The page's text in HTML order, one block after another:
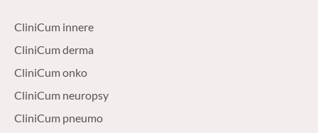
CliniCum innere
CliniCum derma
CliniCum onko
CliniCum neuropsy
CliniCum pneumo